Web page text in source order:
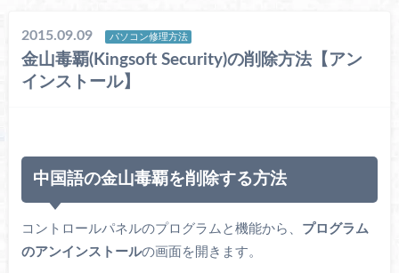
2015.09.09 パソコン修理方法
金山毒覇(Kingsoft Security)の削除方法【アン
インストール】
中国語の金山毒覇を削除する方法
コントロールパネルのプログラムと機能から、 プログラム
のアンインストールの画面を開きます。